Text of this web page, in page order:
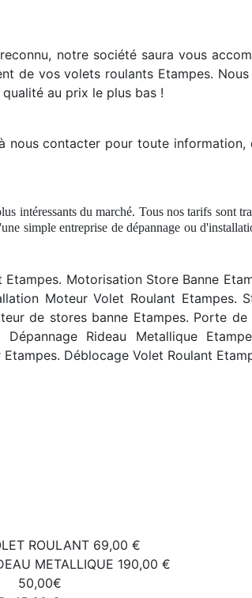
notre société saura vous
de vos volets roulants Etampes.
au prix le plus bas !
nous contacter pour toute
intéressants du marché. Tous nos tarifs sont
simple entreprise de dépannage ou
Motorisation Store Banne
Moteur Volet Roulant Etampes.
de stores banne Etampes. Porte de
Rideau Metallique
Déblocage Volet Roulant
ROULANT 69,00 €
METALLIQUE 190,00 €
50,00€